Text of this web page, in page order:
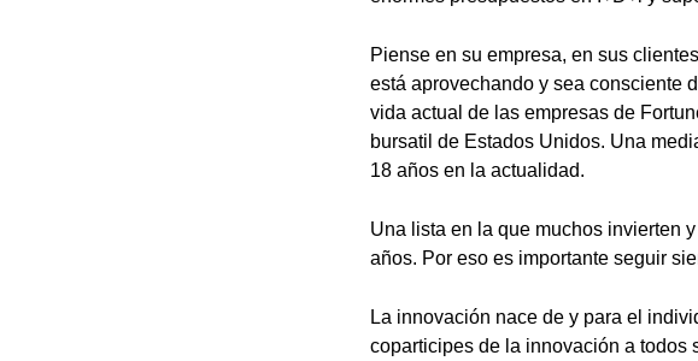
Piense en su empresa, en sus
está aprovechando y sea consciente
vida actual de las empresas de
bursatil de Estados Unidos. Una
18 años en la actualidad.
Una lista en la que muchos invierten
años. Por eso es importante seguir
La innovación nace de y para el
coparticipes de la innovación a todos